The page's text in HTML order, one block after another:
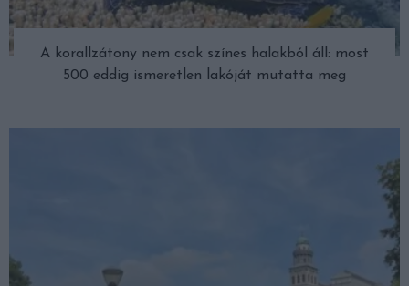
A korallzátony nem csak színes halakból áll: most
500 eddig ismeretlen lakóját mutatta meg